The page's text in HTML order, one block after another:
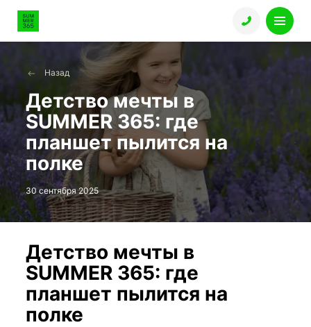
Назад
Детство мечты в
SUMMER 365: где
планшет пылится на
полке
30 сентября 2025
Детство мечты в
SUMMER 365: где
планшет пылится на
полке